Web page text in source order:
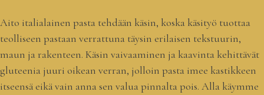
Aito italialainen pasta tehdään käsin, koska käsityö tuottaa
teolliseen pastaan verrattuna täysin erilaisen tekstuurin,
maun ja rakenteen. Käsin vaivaaminen ja kaavinta kehittävät
gluteenia juuri oikean verran, jolloin pasta imee kastikkeen
itseensä eikä vain anna sen valua pinnalta pois. Alla käymme